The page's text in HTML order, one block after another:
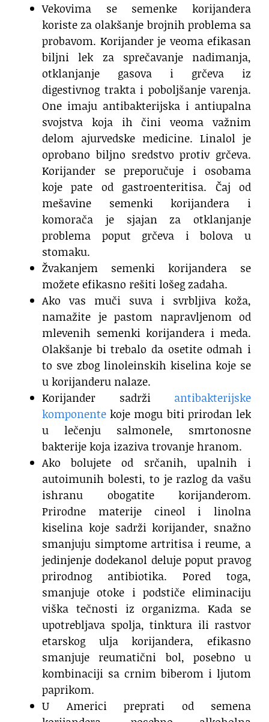
Vekovima se semenke korijandera
koriste za olakšanje brojnih problema sa
probavom. Korijander je veoma efikasan
biljni lek za sprečavanje nadimanja,
otklanjanje gasova i grčeva iz
digestivnog trakta i poboljšanje varenja.
One imaju antibakterijska i antiupalna
svojstva koja ih čini veoma važnim
delom ajurvedske medicine. Linalol je
oprobano biljno sredstvo protiv grčeva.
Korijander se preporučuje i osobama
koje pate od gastroenteritisa. Čaj od
mešavine semenki korijandera i
komorača je sjajan za otklanjanje
problema poput grčeva i bolova u
stomaku.
Žvakanjem semenki korijandera se
možete efikasno rešiti lošeg zadaha.
Ako vas muči suva i svrbljiva koža,
namažite je pastom napravljenom od
mlevenih semenki korijandera i meda.
Olakšanje bi trebalo da osetite odmah i
to sve zbog linoleinskih kiselina koje se
u korijanderu nalaze.
Korijander sadrži antibakterijske
komponente koje mogu biti prirodan lek
u lečenju salmonele, smrtonosne
bakterije koja izaziva trovanje hranom.
Ako bolujete od srčanih, upalnih i
autoimunih bolesti, to je razlog da vašu
ishranu obogatite korijanderom.
Prirodne materije cineol i linolna
kiselina koje sadrži korijander, snažno
smanjuju simptome artritisa i reume, a
jedinjenje dodekanol deluje poput pravog
prirodnog antibiotika. Pored toga,
smanjuje otoke i podstiče eliminaciju
viška tečnosti iz organizma. Kada se
upotrebljava spolja, tinktura ili rastvor
etarskog ulja korijandera, efikasno
smanjuje reumatični bol, posebno u
kombinaciji sa crnim biberom i ljutom
paprikom.
U Americi preprati od semena